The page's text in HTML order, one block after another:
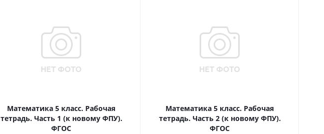
Математика 5 класс. Рабочая
тетрадь. Часть 1 (к новому ФПУ).
ФГОС
Математика 5 класс. Рабочая
тетрадь. Часть 2 (к новому ФПУ).
ФГОС